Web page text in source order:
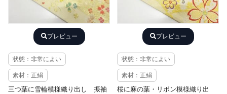
プレビュー
状態：非常によい
素材：正絹
三つ葉に雪輪模様織り出し 振袖
プレビュー
状態：非常によい
素材：正絹
桜に麻の葉・リボン模様織り出